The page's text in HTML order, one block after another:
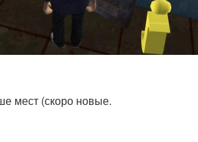
мест (скоро новые.